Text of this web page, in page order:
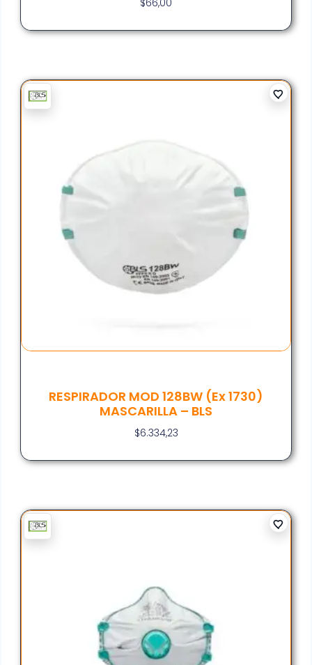
RESPIRADOR MOD 128BW (ex 1730)
MASCARILLA – BLS
$6.334,23